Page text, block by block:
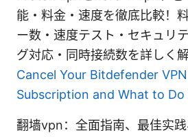
能・料金・速度を徹底比較！
ー数・速度テスト・セキュリ
グ対応・同時接続数を詳しく
Cancel Your Bitdefender
Subscription and What to Do
翻墙vpn：全面指南、最佳实